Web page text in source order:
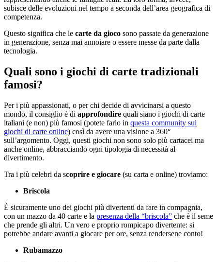
subisce delle evoluzioni nel tempo a seconda dell’area geografica di
competenza.
Questo significa che le carte da gioco sono passate da generazione
in generazione, senza mai annoiare o essere messe da parte dalla
tecnologia.
Quali sono i giochi di carte tradizionali
famosi?
Per i più appassionati, o per chi decide di avvicinarsi a questo
mondo, il consiglio è di approfondire quali siano i giochi di carte
italiani (e non) più famosi (potete farlo in questa community sui
giochi di carte online) così da avere una visione a 360°
sull’argomento. Oggi, questi giochi non sono solo più cartacei ma
anche online, abbracciando ogni tipologia di necessità al
divertimento.
Tra i più celebri da scoprire e giocare (su carta e online) troviamo:
Briscola
È sicuramente uno dei giochi più divertenti da fare in compagnia,
con un mazzo da 40 carte e la presenza della “briscola” che è il seme
che prende gli altri. Un vero e proprio rompicapo divertente: si
potrebbe andare avanti a giocare per ore, senza rendersene conto!
Rubamazzo